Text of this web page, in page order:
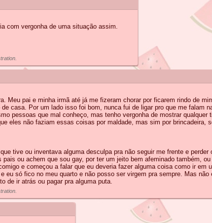
com vergonha de uma situação assim.
pai e minha irmã até já me fizeram chorar por ficarem rindo de
casa. Por um lado isso foi bom, nunca fui de ligar pro que me falam
pessoas que mal conheço, mas tenho vergonha de mostrar qualquer
eles não faziam essas coisas por maldade, mas sim por brincadeira,
tive ou inventava alguma desculpa pra não seguir me frente e perder
ou achem que sou gay, por ter um jeito bem afeminado também,
e começou a falar que eu deveria fazer alguma coisa como ir em
só fico no meu quarto e não posso ser virgem pra sempre. Mas
de ir atrás ou pagar pra alguma puta.